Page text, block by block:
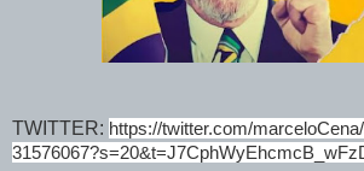
TWITTER: https://twitter.com/